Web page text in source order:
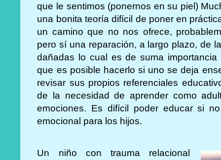
que le sentimos (ponernos en su piel)
una bonita teoría difícil de poner en
un camino que no nos ofrece,
pero sí una reparación, a largo plazo, de
dañadas lo cual es de suma
que es posible hacerlo si uno se deja
revisar sus propios referenciales
de la necesidad de aprender como
emociones. Es difícil poder educar si
emocional para los hijos.
Un niño con trauma relacional